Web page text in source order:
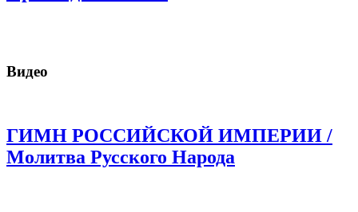
Видео
ГИМН РОССИЙСКОЙ ИМПЕРИИ /
Молитва Русского Народа